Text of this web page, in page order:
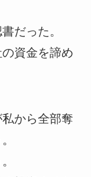
だった。
資金を諦め
から全部奪